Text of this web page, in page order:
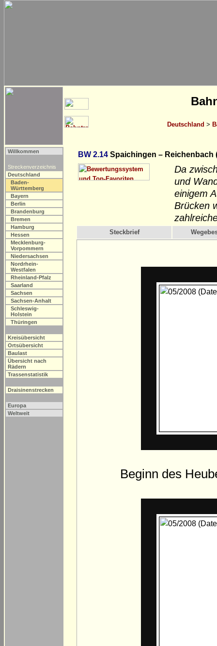
Deutschland >
Willkommen
Streckenverzeichnis
Deutschland
Baden-
Württemberg
Bayern
Berlin
Brandenburg
Bremen
Hamburg
Hessen
Mecklenburg-
Vorpommern
Niedersachsen
Nordrhein-
Westfalen
Rheinland-Pfalz
Saarland
Sachsen
Sachsen-Anhalt
Schleswig-
Holstein
Thüringen
Kreisübersicht
Ortsübersicht
Baulast
Übersicht nach
Rädern
Trassenstatistik
Draisinenstrecken
Europa
Weltweit
BW 2.14 Spaichingen – Reichenbach
Da
und
einigem
Brücken
Steckbrief
Beginn des